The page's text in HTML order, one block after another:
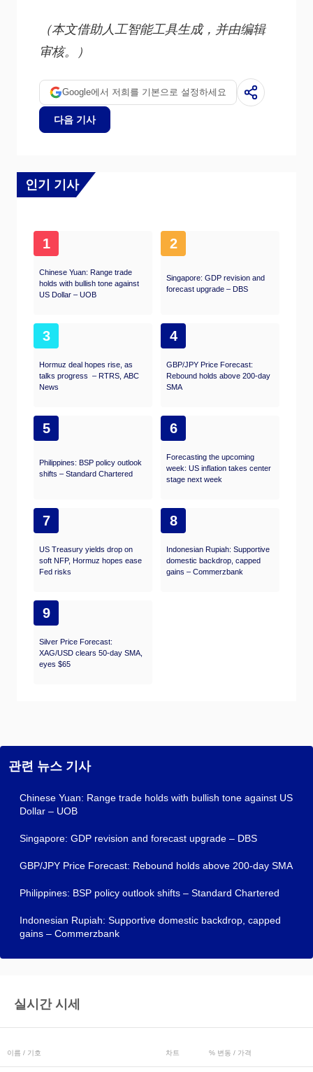
（本文借助人工智能工具生成，并由编辑
审核。）
Google에서 저희를 기본으로 설정하세요
다음 기사
인기 기사
1
Chinese Yuan: Range trade
holds with bullish tone against
US Dollar – UOB
2
Singapore: GDP revision and
forecast upgrade – DBS
3
Hormuz deal hopes rise, as
talks progress – RTRS, ABC
News
4
GBP/JPY Price Forecast:
Rebound holds above 200-day
SMA
5
Philippines: BSP policy outlook
shifts – Standard Chartered
6
Forecasting the upcoming
week: US inflation takes center
stage next week
7
US Treasury yields drop on
soft NFP, Hormuz hopes ease
Fed risks
8
Indonesian Rupiah: Supportive
domestic backdrop, capped
gains – Commerzbank
9
Silver Price Forecast:
XAG/USD clears 50-day SMA,
eyes $65
관련 뉴스 기사
Chinese Yuan: Range trade holds with bullish tone against US
Dollar – UOB
Singapore: GDP revision and forecast upgrade – DBS
GBP/JPY Price Forecast: Rebound holds above 200-day SMA
Philippines: BSP policy outlook shifts – Standard Chartered
Indonesian Rupiah: Supportive domestic backdrop, capped
gains – Commerzbank
실시간 시세
이름 / 기호 차트 % 변동 / 가격